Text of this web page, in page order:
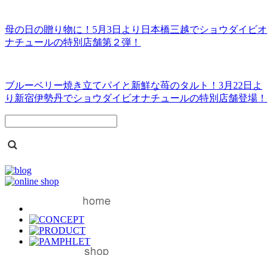
母の日の贈り物に！5月3日より日本橋三越でショウダイビオ
ナチュールの特別店舗第２弾！
ブルーベリー焼き立てパイと新鮮な苺のタルト！3月22日よ
り新宿伊勢丹でショウダイビオナチュールの特別店舗登場！